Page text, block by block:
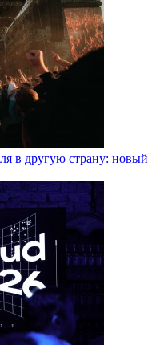
в другую страну: новый